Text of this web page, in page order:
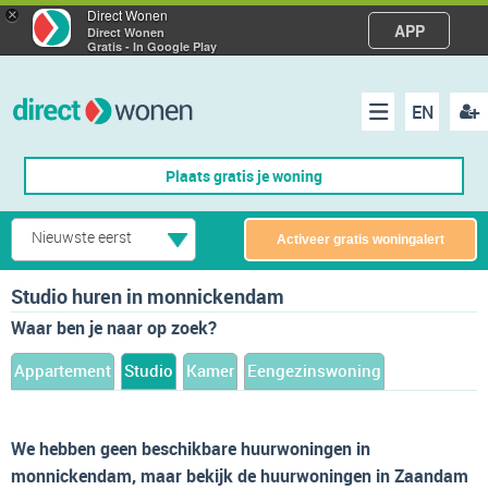
× Direct Wonen
Direct Wonen
Gratis - In Google Play
APP
EN
Menu
Plaats gratis je woning
Nieuwste eerst Activeer gratis woningalert
Studio huren in monnickendam
Waar ben je naar op zoek?
Appartement Studio Kamer Eengezinswoning
We hebben geen beschikbare huurwoningen in
monnickendam, maar bekijk de huurwoningen in Zaandam